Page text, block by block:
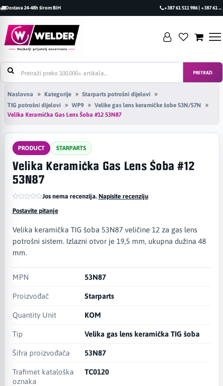
Dostava 24-48h širom BiH +387 61 511 986 | +387 61 493 470
PRETRAŽI
Naslovna Kategorije
Starparts potrošni dijelovi
TIG potrošni dijelovi
WP9
Velike gas lens keramičke šobe 53N/57N
Velika Keramička Gas Lens Šoba #12 53N87
PRODUCT STARPARTS
Velika Keramička Gas Lens Šoba #12
53N87
Jos nema recenzija.|Napisite recenziju
Postavite pitanje
Velika keramička TIG šoba 53N87 veličine 12 za gas lens
potrošni sistem. Izlazni otvor je 19,5 mm, ukupna dužina 48
mm.
MPN 53N87
Proizvođač Starparts
Quantity Unit KOM
Tip Velika gas lens keramička TIG šoba
Šifra proizvođača 53N87
Trafimet kataloška
oznaka
TC0120